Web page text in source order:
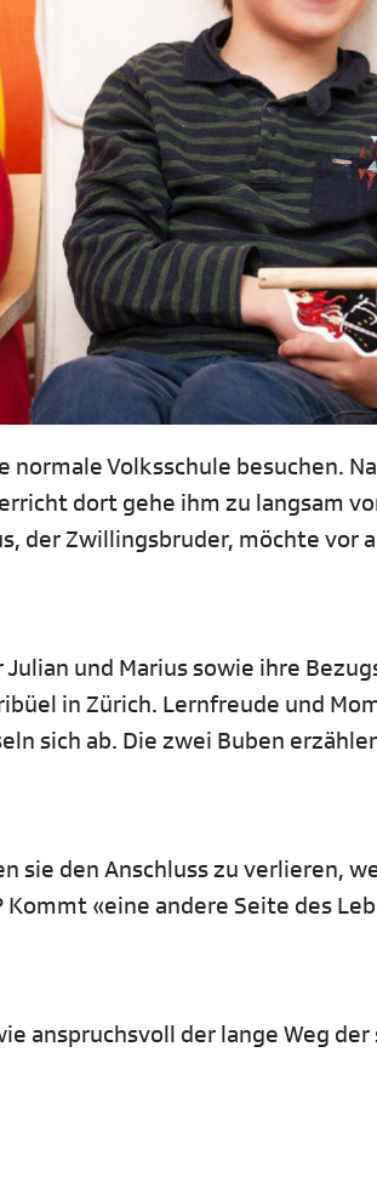
Volksschule besuchen.
dort gehe ihm zu langsam
der Zwillingsbruder, möchte vor
und Marius sowie ihre
in Zürich. Lernfreude und
sich ab. Die zwei Buben
sie den Anschluss zu verlieren,
«eine andere Seite des
anspruchsvoll der lange Weg der